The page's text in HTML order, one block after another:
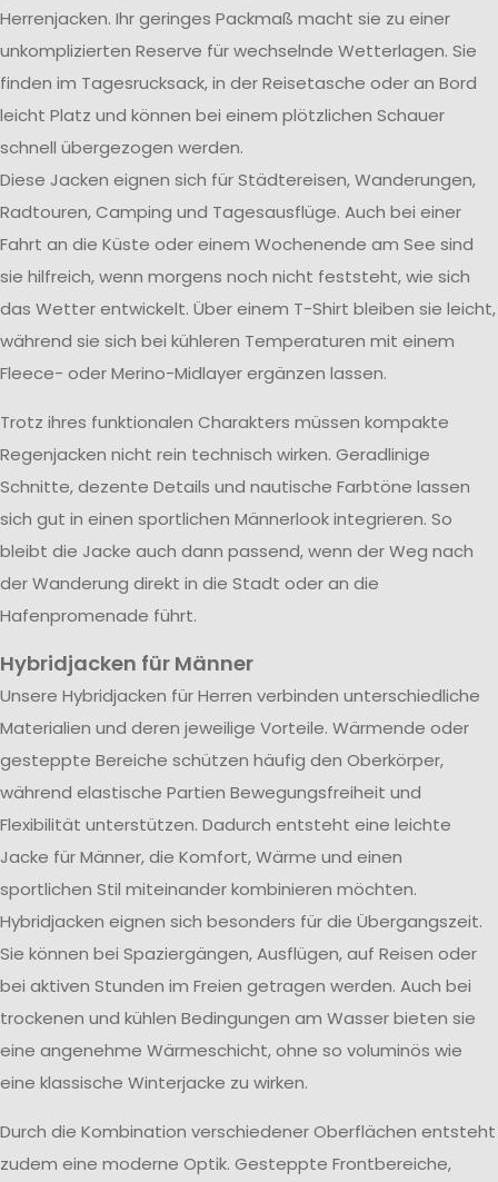
Herrenjacken. Ihr geringes Packmaß macht sie zu einer
unkomplizierten Reserve für wechselnde Wetterlagen. Sie
finden im Tagesrucksack, in der Reisetasche oder an Bord
leicht Platz und können bei einem plötzlichen Schauer
schnell übergezogen werden.
Diese Jacken eignen sich für Städtereisen, Wanderungen,
Radtouren, Camping und Tagesausflüge. Auch bei einer
Fahrt an die Küste oder einem Wochenende am See sind
sie hilfreich, wenn morgens noch nicht feststeht, wie sich
das Wetter entwickelt. Über einem T-Shirt bleiben sie leicht,
während sie sich bei kühleren Temperaturen mit einem
Fleece- oder Merino-Midlayer ergänzen lassen.
Trotz ihres funktionalen Charakters müssen kompakte
Regenjacken nicht rein technisch wirken. Geradlinige
Schnitte, dezente Details und nautische Farbtöne lassen
sich gut in einen sportlichen Männerlook integrieren. So
bleibt die Jacke auch dann passend, wenn der Weg nach
der Wanderung direkt in die Stadt oder an die
Hafenpromenade führt.
Hybridjacken für Männer
Unsere Hybridjacken für Herren verbinden unterschiedliche
Materialien und deren jeweilige Vorteile. Wärmende oder
gesteppte Bereiche schützen häufig den Oberkörper,
während elastische Partien Bewegungsfreiheit und
Flexibilität unterstützen. Dadurch entsteht eine leichte
Jacke für Männer, die Komfort, Wärme und einen
sportlichen Stil miteinander kombinieren möchten.
Hybridjacken eignen sich besonders für die Übergangszeit.
Sie können bei Spaziergängen, Ausflügen, auf Reisen oder
bei aktiven Stunden im Freien getragen werden. Auch bei
trockenen und kühlen Bedingungen am Wasser bieten sie
eine angenehme Wärmeschicht, ohne so voluminös wie
eine klassische Winterjacke zu wirken.
Durch die Kombination verschiedener Oberflächen entsteht
zudem eine moderne Optik. Gesteppte Frontbereiche,